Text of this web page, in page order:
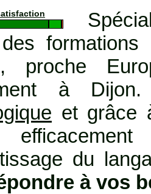
proche
à
et grâce
du
à vos